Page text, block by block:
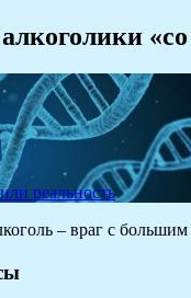
алкоголики
реальность
– враг с